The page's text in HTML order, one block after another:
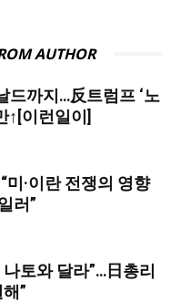
AUTHOR
드까지…反트럼프 ‘노
↑[이런일이]
미·이란 전쟁의 영향
러”
토와 달라”…日총리
”